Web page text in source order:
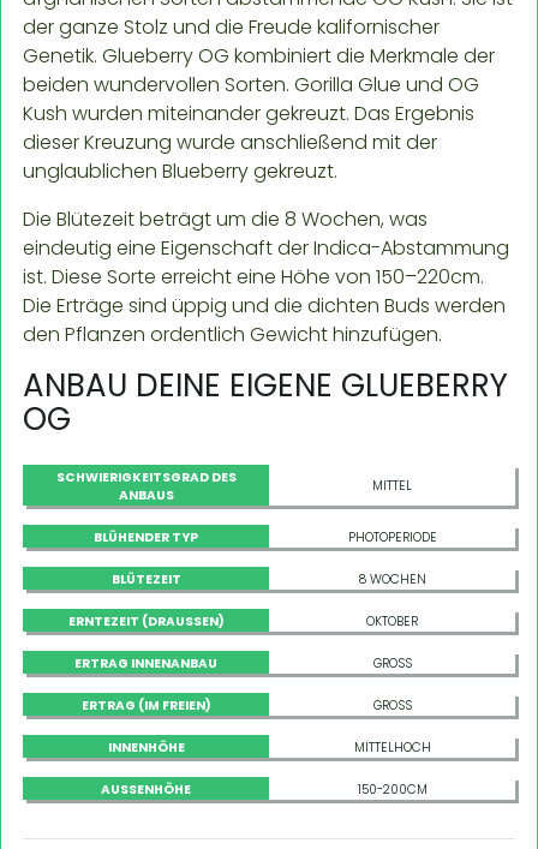
der ganze Stolz und die Freude kalifornischer
Genetik. Glueberry OG kombiniert die Merkmale der
beiden wundervollen Sorten. Gorilla Glue und OG
Kush wurden miteinander gekreuzt. Das Ergebnis
dieser Kreuzung wurde anschließend mit der
unglaublichen Blueberry gekreuzt.
Die Blütezeit beträgt um die 8 Wochen, was
eindeutig eine Eigenschaft der Indica-Abstammung
ist. Diese Sorte erreicht eine Höhe von 150–220cm.
Die Erträge sind üppig und die dichten Buds werden
den Pflanzen ordentlich Gewicht hinzufügen.
ANBAU DEINE EIGENE GLUEBERRY
OG
SCHWIERIGKEITSGRAD DES
ANBAUS
MITTEL
BLÜHENDER TYP PHOTOPERIODE
BLÜTEZEIT 8 WOCHEN
ERNTEZEIT (DRAUSSEN) OKTOBER
ERTRAG INNENANBAU GROSS
ERTRAG (IM FREIEN) GROSS
INNENHÖHE MITTELHOCH
AUSSENHÖHE 150-200CM